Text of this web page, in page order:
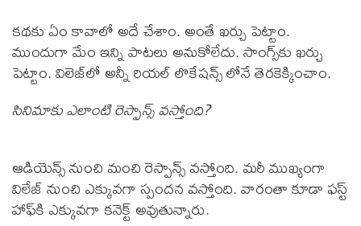
కథకు ఏం కావాలో అదే చేశాం. అంతే ఖర్చు పెట్టాం.
ముందుగా మేం ఇన్ని పాటలు అనుకోలేదు. సాంగ్స్‌‌కు ఖర్చు
పెట్టాం. విలెజ్‌లో అన్నీ రియల్ లొకేషన్స్ లోనే తెరకెక్కించాం.
సినిమాకు ఎలాంటి రెస్పాన్స్ వస్తోంది?
ఆడియెన్స్ నుంచి మంచి రెస్పాన్స్ వస్తోంది. మరీ ముఖ్యంగా
విలేజ్ నుంచి ఎక్కువగా స్పందన వస్తోంది. వారంతా కూడా ఫస్ట్
హాఫ్‌కి ఎక్కువగా కనెక్ట్ అవుతున్నారు.